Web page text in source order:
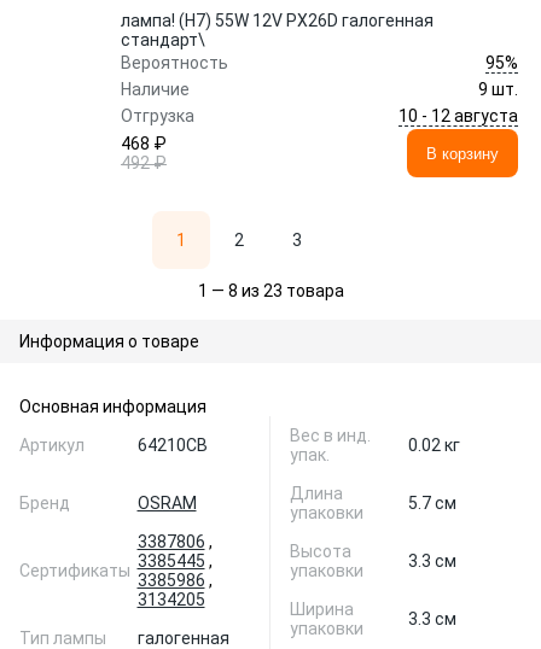
лампа! (H7) 55W 12V PX26D галогенная
стандарт\
Вероятность
95%
Наличие
9 шт.
Отгрузка
10 - 12 августа
468 ₽
492 ₽
В корзину
1 2 3
1 — 8 из 23 товара
Информация о товаре
Основная информация
Артикул
64210CB
Бренд OSRAM
Сертификаты
3387806 ,
3385445 ,
3385986 ,
3134205
Тип лампы
галогенная
Вес в инд.
упак.
0.02 кг
Длина
упаковки
5.7 см
Высота
упаковки
3.3 см
Ширина
упаковки
3.3 см